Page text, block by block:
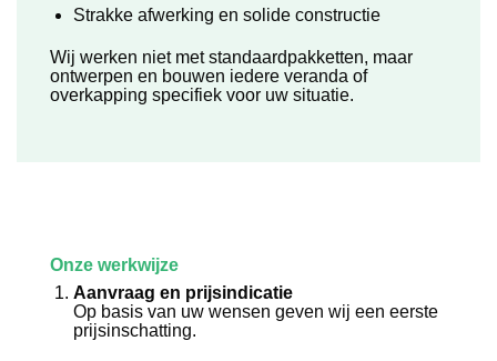
Strakke afwerking en solide constructie
Wij werken niet met standaardpakketten, maar
ontwerpen en bouwen iedere veranda of
overkapping specifiek voor uw situatie.
Onze werkwijze
Aanvraag en prijsindicatie
Op basis van uw wensen geven wij een eerste
prijsinschatting.